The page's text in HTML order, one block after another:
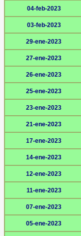
04-feb-2023
03-feb-2023
29-ene-2023
27-ene-2023
26-ene-2023
25-ene-2023
23-ene-2023
21-ene-2023
17-ene-2023
14-ene-2023
12-ene-2023
11-ene-2023
07-ene-2023
05-ene-2023